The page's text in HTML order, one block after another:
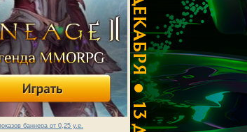
баннера от 0,25 у.е.